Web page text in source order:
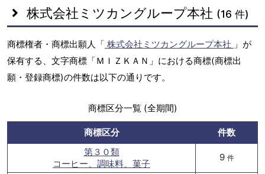
株式会社ミツカングループ本社 (16 件)
商標権者・商標出願人「 株式会社ミツカングループ本社 」が
保有する、文字商標「ＭＩＺＫＡＮ」における商標(商標出
願・登録商標)の件数は以下の通りです。
商標区分一覧 (全期間)
商標区分
件数
第３０類
コーヒー、調味料、菓子
9 件